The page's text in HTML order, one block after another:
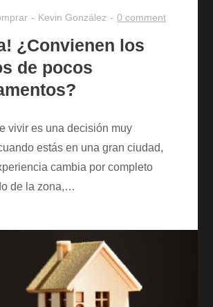
Kevin González 0 comment
¿Convienen los
de pocos
vivir es una decisión muy
estás en una gran ciudad,
cambia por completo
de la zona,…